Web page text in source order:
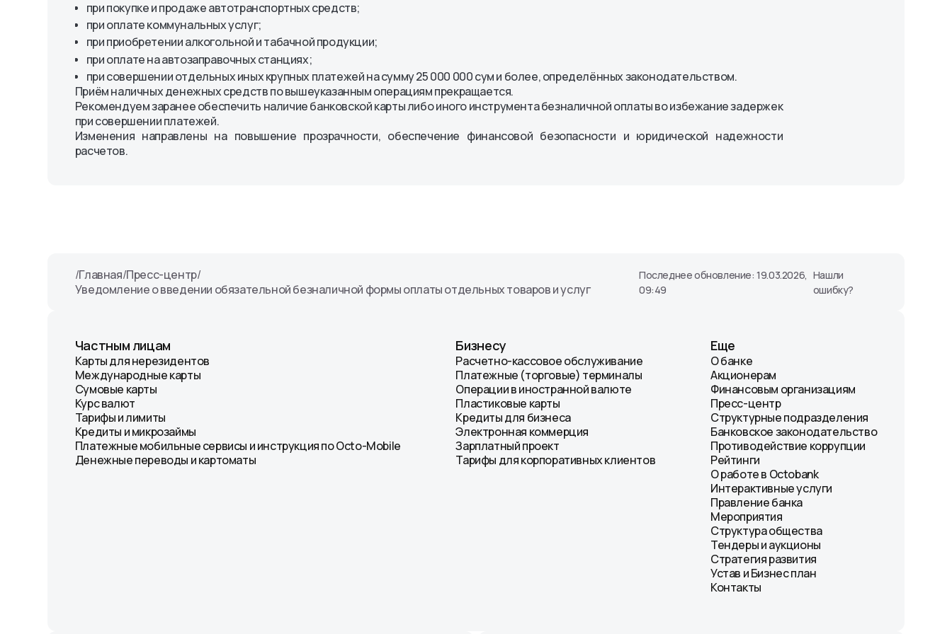
Octo-Mobile
Платежная система
OlmaPay
персональных данных АО
«Octobank»
Правила и регламенты
Комплаенс
Порядок обращения
клиентов
при покупке и продаже автотранспортных средств;
при оплате коммунальных услуг;
при приобретении алкогольной и табачной продукции;
при оплате на автозаправочных станциях;
при совершении отдельных иных крупных платежей на сумму 25 000 000 сум и более, определённых законодательством.
Приём наличных денежных средств по вышеуказанным операциям прекращается.
Рекомендуем заранее обеспечить наличие банковской карты либо иного инструмента безналичной оплаты во избежание задержек
при совершении платежей.
Изменения направлены на повышение прозрачности, обеспечение финансовой безопасности и юридической надежности
расчетов.
/Главная/Пресс-центр/
Уведомление о введении обязательной безналичной формы оплаты отдельных товаров и услуг
Последнее обновление: 19.03.2026,
09:49
Нашли
ошибку?
Частным лицам
Карты для нерезидентов
Международные карты
Сумовые карты
Курс валют
Тарифы и лимиты
Кредиты и микрозаймы
Платежные мобильные сервисы и инструкция по Octo-Mobile
Денежные переводы и картоматы
Бизнесу
Расчетно-кассовое обслуживание
Платежные (торговые) терминалы
Операции в иностранной валюте
Пластиковые карты
Кредиты для бизнеса
Электронная коммерция
Зарплатный проект
Тарифы для корпоративных клиентов
Еще
О банке
Акционерам
Финансовым организациям
Пресс-центр
Структурные подразделения
Банковское законодательство
Противодействие коррупции
Рейтинги
О работе в Octobank
Интерактивные услуги
Правление банка
Мероприятия
Структура общества
Тендеры и аукционы
Стратегия развития
Устав и Бизнес план
Контакты